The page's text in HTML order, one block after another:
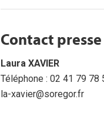
Contact presse
Laura XAVIER
Téléphone : 02 41 79 78
la-xavier@soregor.fr